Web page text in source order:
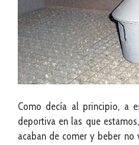
Como decía al principio, a
deportiva en las que
acaban de comer y beber no